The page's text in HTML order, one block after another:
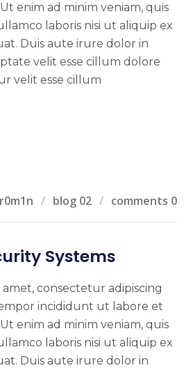
enim ad minim veniam, quis
laboris nisi ut aliquip ex
Duis aute irure dolor in
velit esse cillum dolore
velit esse cillum
blog 02 comments 0
Systems
consectetur adipiscing
incididunt ut labore et
enim ad minim veniam, quis
laboris nisi ut aliquip ex
Duis aute irure dolor in